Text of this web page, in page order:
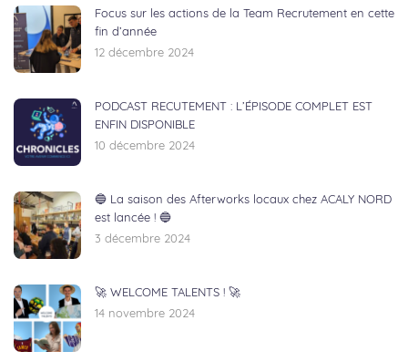
Focus sur les actions de la Team Recrutement en cette
fin d’année
12 décembre 2024
PODCAST RECUTEMENT : L’ÉPISODE COMPLET EST
ENFIN DISPONIBLE
10 décembre 2024
🔵 La saison des Afterworks locaux chez ACALY NORD
est lancée ! 🔵
3 décembre 2024
🚀 WELCOME TALENTS ! 🚀
14 novembre 2024